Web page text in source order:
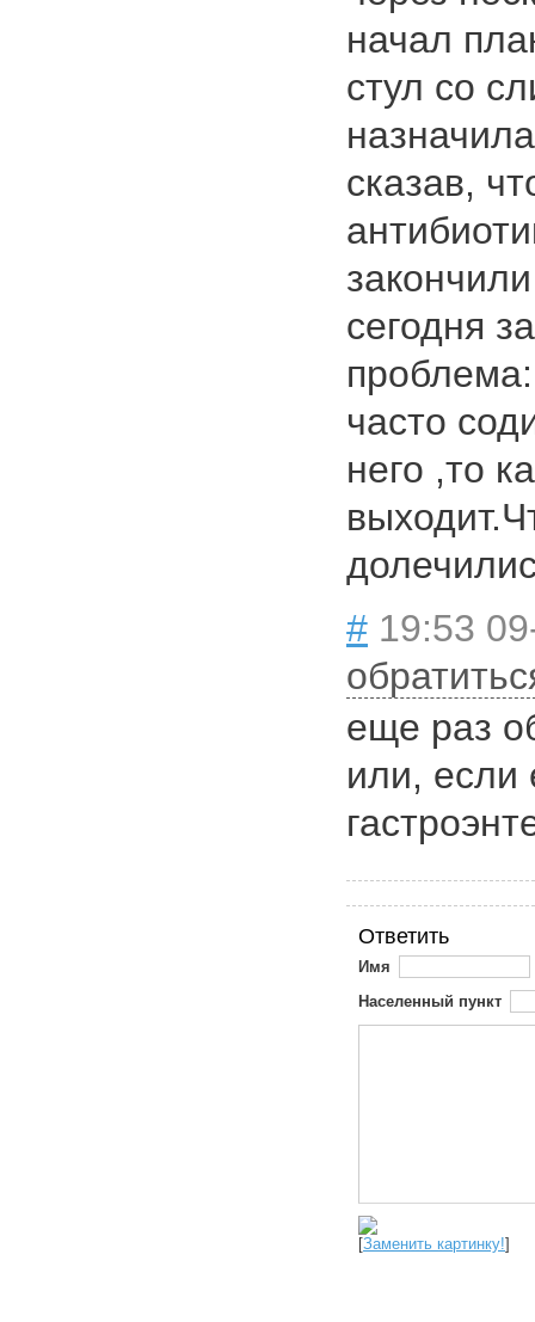
начал
стул со
сказав,
сегодня
часто
него ,то
# 19:53
еще раз
или, если
Ответить
Имя
Населенный пункт
[Заменить картинку!]